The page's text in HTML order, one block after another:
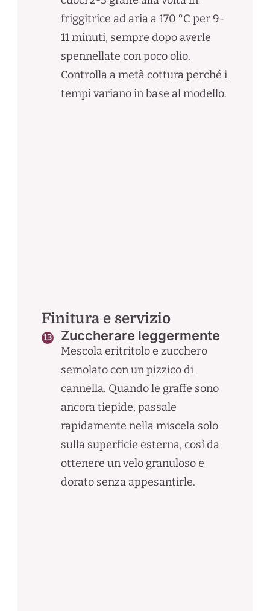
friggitrice ad aria a 170 °C per 9-
11 minuti, sempre dopo averle
spennellate con poco olio.
Controlla a metà cottura perché i
tempi variano in base al modello.
Finitura e servizio
Zuccherare leggermente
Mescola eritritolo e zucchero
semolato con un pizzico di
cannella. Quando le graffe sono
ancora tiepide, passale
rapidamente nella miscela solo
sulla superficie esterna, così da
ottenere un velo granuloso e
dorato senza appesantirle.